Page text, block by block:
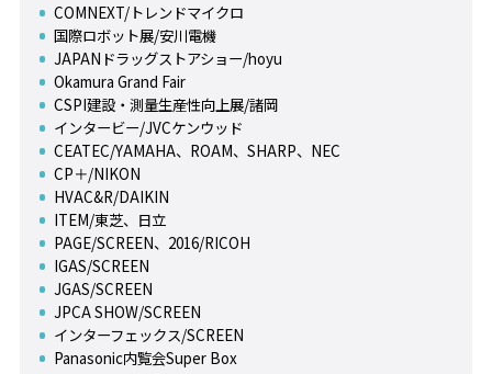
COMNEXT/トレンドマイクロ
国際ロボット展/安川電機
JAPANドラッグストアショー/hoyu
Okamura Grand Fair
CSPI建設・測量生産性向上展/諸岡
インタービー/JVCケンウッド
CEATEC/YAMAHA、ROAM、SHARP、NEC
CP＋/NIKON
HVAC&R/DAIKIN
ITEM/東芝、日立
PAGE/SCREEN、2016/RICOH
IGAS/SCREEN
JGAS/SCREEN
JPCA SHOW/SCREEN
インターフェックス/SCREEN
Panasonic内覧会Super Box